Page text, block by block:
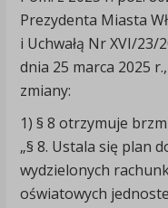
Prezydenta Miasta
i Uchwałą Nr XVI/23/
dnia 25 marca 2025
zmiany:
1) § 8 otrzymuje
„§ 8. Ustala się plan
wydzielonych
oświatowych